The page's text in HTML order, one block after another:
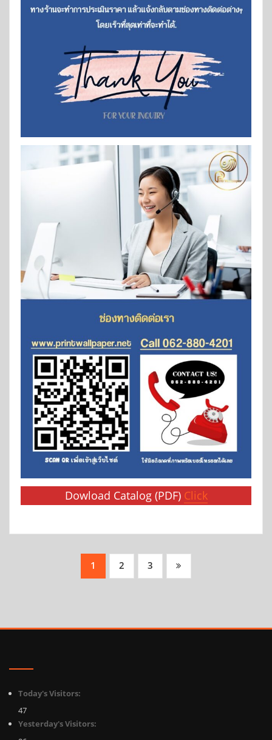
Dowload Catalog (PDF) Click
1 2 3
Today's Visitors:
47
Yesterday's Visitors: